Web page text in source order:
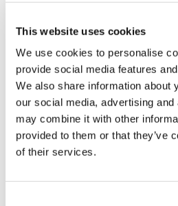
This website uses cookies
We use cookies to personalise
provide social media features
We also share information about
our social media, advertising
may combine it with other
provided to them or that they’ve
of their services.
お届け開始日： 2025/08/07